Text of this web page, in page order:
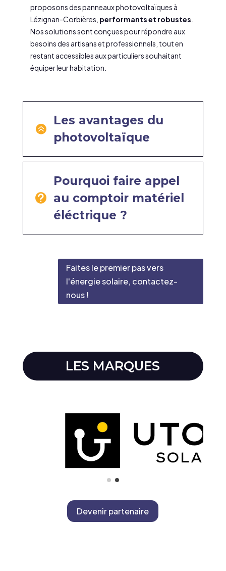
proposons des panneaux photovoltaïques à
Lézignan-Corbières, performants et robustes
Nos solutions sont conçues pour répondre aux
besoins des artisans et professionnels, tout en
restant accessibles aux particuliers souhaitant
équiper leur habitation.

Les avantages du
photovoltaïque

Pourquoi faire appel
au comptoir matériel
éléctrique ?
Faites le premier pas vers
l'énergie solaire, contactez-
nous !
LES MARQUES
Devenir partenaire